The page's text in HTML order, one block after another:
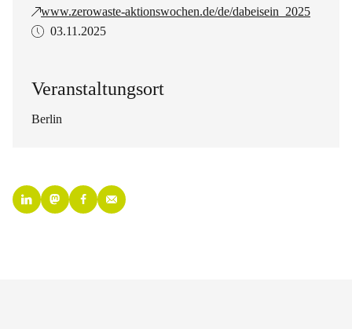
www.zerowaste-aktionswochen.de/de/dabeisein_2025
03.11.2025
Veranstaltungsort
Berlin